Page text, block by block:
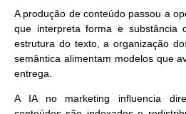
A produção de conteúdo passou a
que interpreta forma e substância
estrutura do texto, a organização
semântica alimentam modelos que
entrega.
A IA no marketing influencia